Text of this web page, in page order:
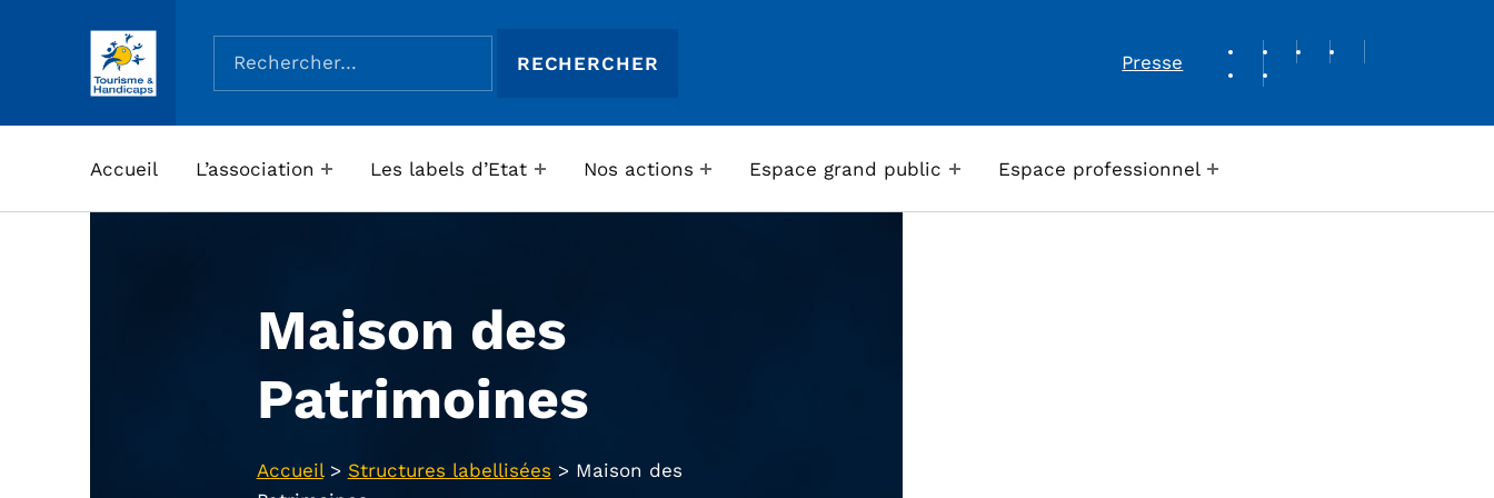
ASSOCIATION TOURISME ET HANDICAPS
Rechercher :
Presse
REVUE DE PRESSE
Accueil L’association Les labels d’Etat Nos actions Espace grand public Espace professionnel
Maison des
Patrimoines
Accueil> Structures labellisées > Maison des